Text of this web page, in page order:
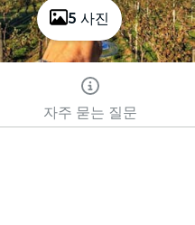
5 사진
자주 묻는 질문